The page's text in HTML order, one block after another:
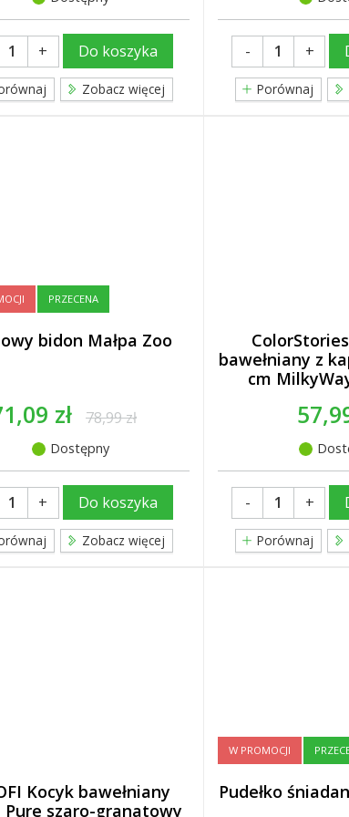
+ Do koszyka
Zobacz więcej
- +
Porównaj
PRZECENA
bidon Małpa Zoo
zł 78,99 zł
Dostępny
+ Do koszyka
Zobacz więcej
bawełniany z
cm
- +
Porównaj
Kocyk bawełniany
Pure szaro-granatowy
W PROMOCJI
Pudełko